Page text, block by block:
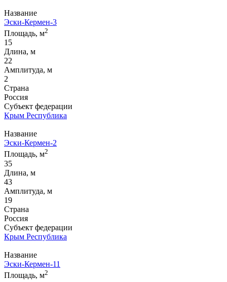
Название
Эски-Кермен-3
Площадь, м2
15
Длина, м
22
Амплитуда, м
2
Страна
Россия
Субъект федерации
Крым Республика
Название
Эски-Кермен-2
Площадь, м2
35
Длина, м
43
Амплитуда, м
19
Страна
Россия
Субъект федерации
Крым Республика
Название
Эски-Кермен-11
Площадь, м2